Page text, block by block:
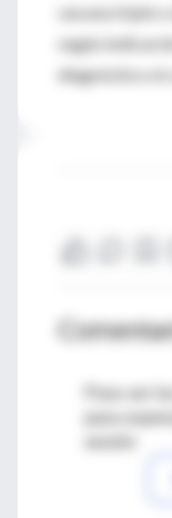
vacuna triple
según
diagnóstico el
Para ver